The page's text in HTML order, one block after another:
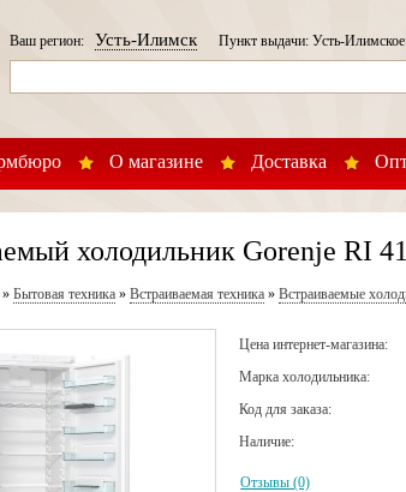
О магазине Доставка
Ваш регион: Усть-ИлимскПункт выдачи: Усть-Илимское
холодильник Gorenje RI
»Бытовая техника »Встраиваемая техника »Встраиваемые
Цена интернет-магазина:
Марка холодильника:
Код для заказа:
Наличие:
Отзывы (0)